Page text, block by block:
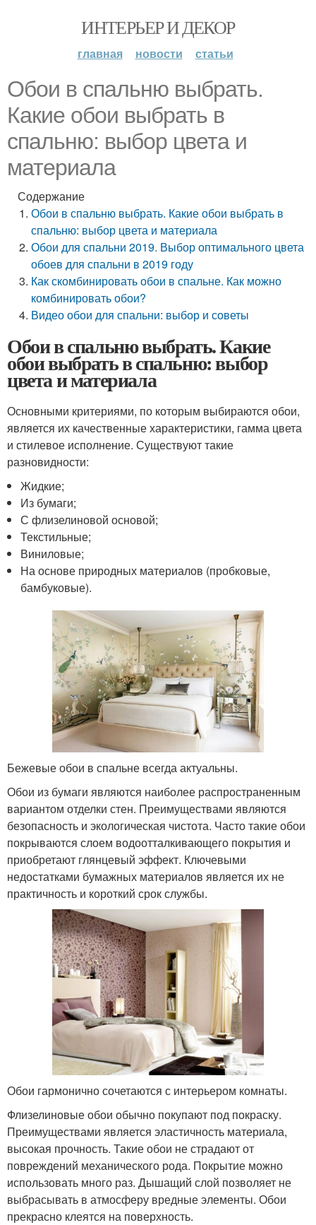
ИНТЕРЬЕР И ДЕКОР
главная новости статьи
Обои в спальню выбрать.
Какие обои выбрать в
спальню: выбор цвета и
материала
Содержание
Обои в спальню выбрать. Какие обои выбрать в
спальню: выбор цвета и материала
Обои для спальни 2019. Выбор оптимального цвета
обоев для спальни в 2019 году
Как скомбинировать обои в спальне. Как можно
комбинировать обои?
Видео обои для спальни: выбор и советы
Обои в спальню выбрать. Какие
обои выбрать в спальню: выбор
цвета и материала
Основными критериями, по которым выбираются обои,
является их качественные характеристики, гамма цвета
и стилевое исполнение. Существуют такие
разновидности:
Жидкие;
Из бумаги;
С флизелиновой основой;
Текстильные;
Виниловые;
На основе природных материалов (пробковые,
бамбуковые).
Бежевые обои в спальне всегда актуальны.
Обои из бумаги являются наиболее распространенным
вариантом отделки стен. Преимуществами являются
безопасность и экологическая чистота. Часто такие обои
покрываются слоем водоотталкивающего покрытия и
приобретают глянцевый эффект. Ключевыми
недостатками бумажных материалов является их не
практичность и короткий срок службы.
Обои гармонично сочетаются с интерьером комнаты.
Флизелиновые обои обычно покупают под покраску.
Преимуществами является эластичность материала,
высокая прочность. Такие обои не страдают от
повреждений механического рода. Покрытие можно
использовать много раз. Дышащий слой позволяет не
выбрасывать в атмосферу вредные элементы. Обои
прекрасно клеятся на поверхность.